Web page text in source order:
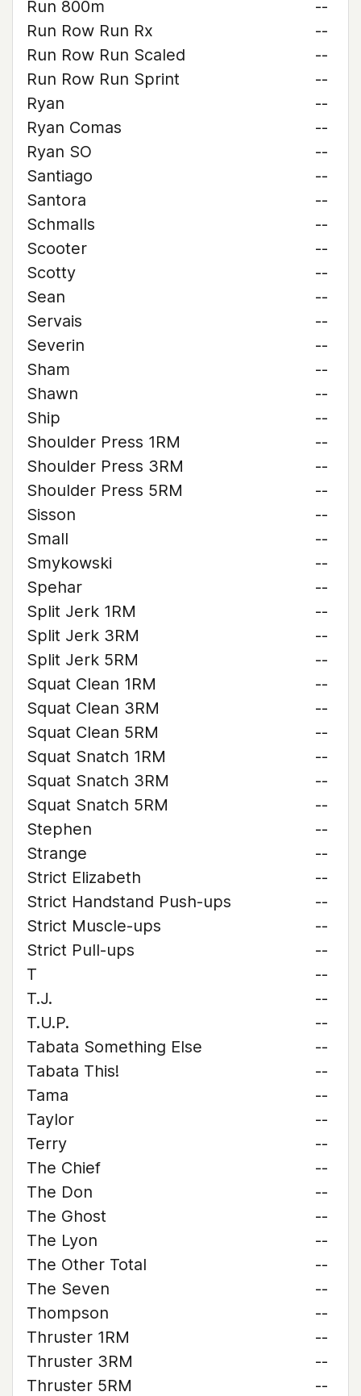
Run 800m
--
Run Row Run Rx
--
Run Row Run Scaled
--
Run Row Run Sprint
--
Ryan
--
Ryan Comas
--
Ryan SO
--
Santiago
--
Santora
--
Schmalls
--
Scooter
--
Scotty
--
Sean
--
Servais
--
Severin
--
Sham
--
Shawn
--
Ship
--
Shoulder Press 1RM
--
Shoulder Press 3RM
--
Shoulder Press 5RM
--
Sisson
--
Small
--
Smykowski
--
Spehar
--
Split Jerk 1RM
--
Split Jerk 3RM
--
Split Jerk 5RM
--
Squat Clean 1RM
--
Squat Clean 3RM
--
Squat Clean 5RM
--
Squat Snatch 1RM
--
Squat Snatch 3RM
--
Squat Snatch 5RM
--
Stephen
--
Strange
--
Strict Elizabeth
--
Strict Handstand Push-ups
--
Strict Muscle-ups
--
Strict Pull-ups
--
T
--
T.J.
--
T.U.P.
--
Tabata Something Else
--
Tabata This!
--
Tama
--
Taylor
--
Terry
--
The Chief
--
The Don
--
The Ghost
--
The Lyon
--
The Other Total
--
The Seven
--
Thompson
--
Thruster 1RM
--
Thruster 3RM
--
Thruster 5RM
--